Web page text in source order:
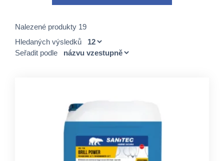
Nalezené produkty 19
Hledaných výsledků
Seřadit podle